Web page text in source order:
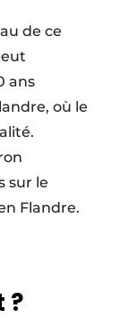
de ce
ans
où le
sur le
Flandre.
?